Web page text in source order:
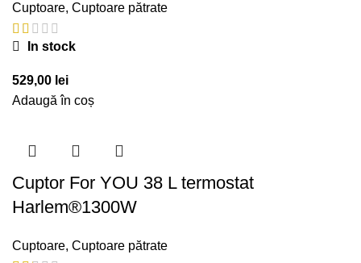
Cuptoare, Cuptoare pătrate
In stock
529,00 lei
Adaugă în coș
Cuptor For YOU 38 L termostat
Harlem®1300W
Cuptoare, Cuptoare pătrate